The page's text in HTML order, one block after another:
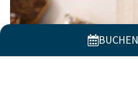
BUCHEN